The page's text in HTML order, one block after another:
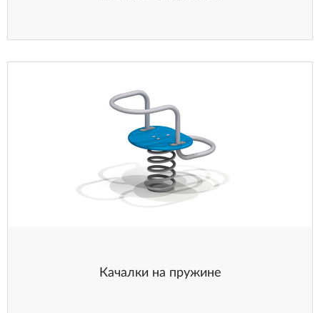
Качалки на пружине